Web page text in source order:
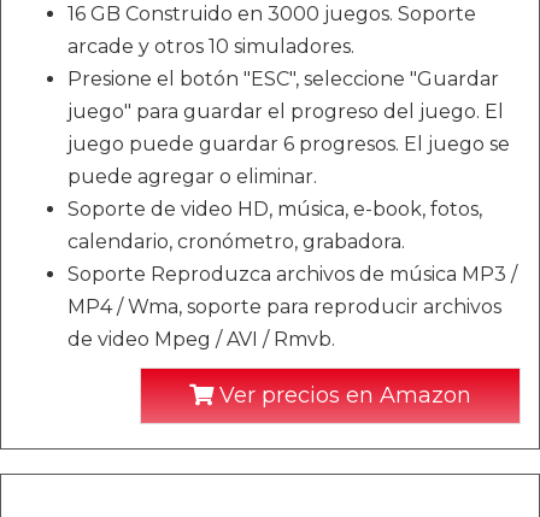
16 GB Construido en 3000 juegos. Soporte
arcade y otros 10 simuladores.
Presione el botón "ESC", seleccione "Guardar
juego" para guardar el progreso del juego. El
juego puede guardar 6 progresos. El juego se
puede agregar o eliminar.
Soporte de video HD, música, e-book, fotos,
calendario, cronómetro, grabadora.
Soporte Reproduzca archivos de música MP3 /
MP4 / Wma, soporte para reproducir archivos
de video Mpeg / AVI / Rmvb.
Ver precios en Amazon